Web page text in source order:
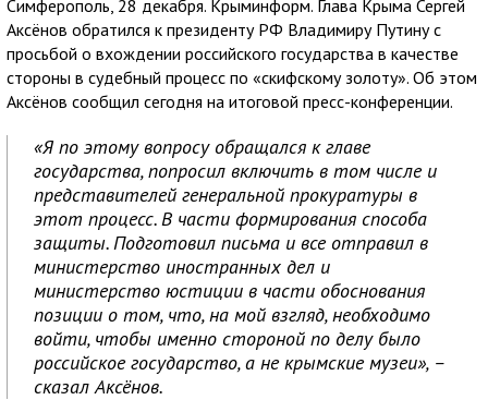
Симферополь, 28 декабря. Крыминформ. Глава Крыма Сергей
Аксёнов обратился к президенту РФ Владимиру Путину с
просьбой о вхождении российского государства в качестве
стороны в судебный процесс по «скифскому золоту». Об этом
Аксёнов сообщил сегодня на итоговой пресс-конференции.
«Я по этому вопросу обращался к главе
государства, попросил включить в том числе и
представителей генеральной прокуратуры в
этот процесс. В части формирования способа
защиты. Подготовил письма и все отправил в
министерство иностранных дел и
министерство юстиции в части обоснования
позиции о том, что, на мой взгляд, необходимо
войти, чтобы именно стороной по делу было
российское государство, а не крымские музеи», –
сказал Аксёнов.